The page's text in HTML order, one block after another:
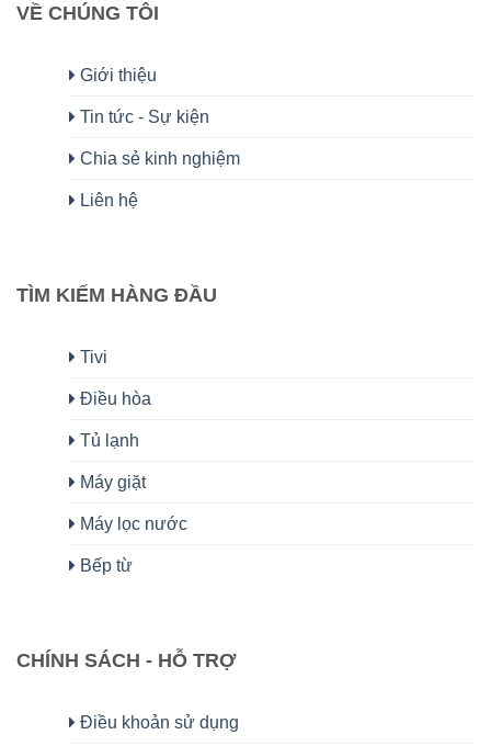
VỀ CHÚNG TÔI
Giới thiệu
Tin tức - Sự kiện
Chia sẻ kinh nghiệm
Liên hệ
TÌM KIẾM HÀNG ĐẦU
Tivi
Điều hòa
Tủ lạnh
Máy giặt
Máy lọc nước
Bếp từ
CHÍNH SÁCH - HỖ TRỢ
Điều khoản sử dụng